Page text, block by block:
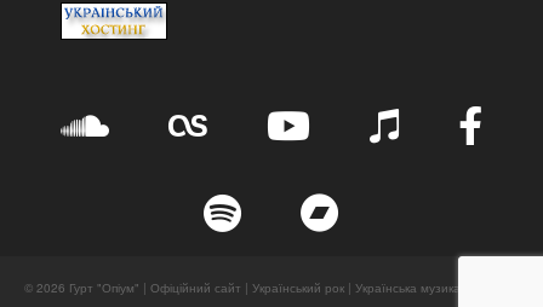
© 2026 Гурт "Опіум" | Офіційний сайт | Український рок | Українська музика. All Rights